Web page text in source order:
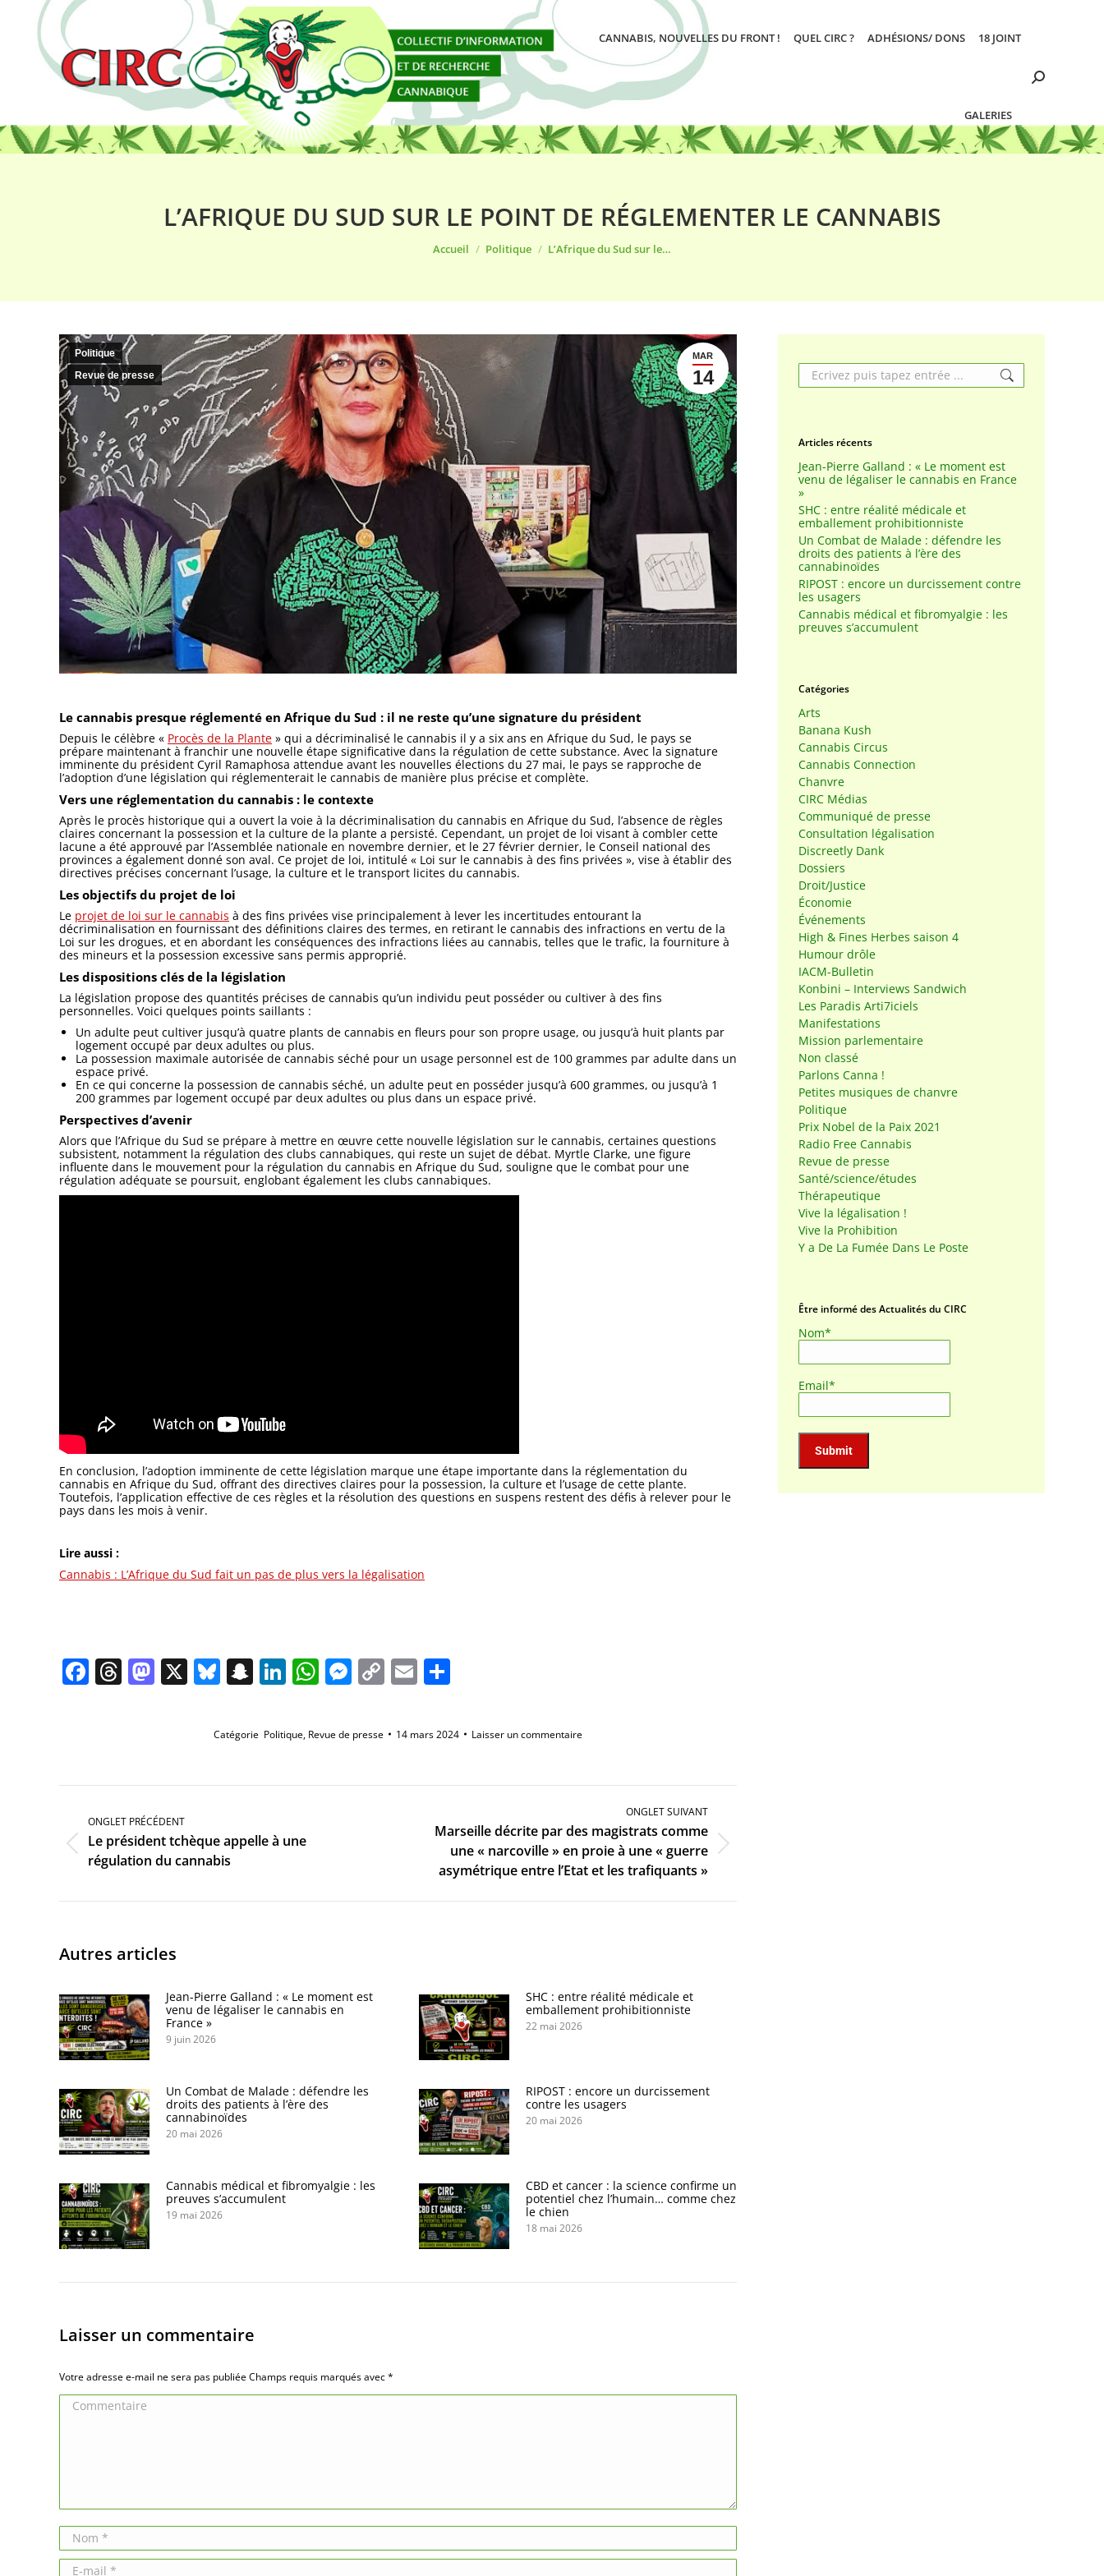
CANNABIS, NOUVELLES DU FRONT ! QUEL CIRC ? ADHÉSIONS/ DONS 18 JOINT
GALERIES
Search:
L’AFRIQUE DU SUD SUR LE POINT DE RÉGLEMENTER LE CANNABIS
Accueil Politique L’Afrique du Sud sur le…
MAR
14
Politique
Revue de presse
Le cannabis presque réglementé en Afrique du Sud : il ne reste qu’une signature du président
Depuis le célèbre « Procès de la Plante » qui a décriminalisé le cannabis il y a six ans en Afrique du Sud, le pays se
prépare maintenant à franchir une nouvelle étape significative dans la régulation de cette substance. Avec la signature
imminente du président Cyril Ramaphosa attendue avant les nouvelles élections du 27 mai, le pays se rapproche de
l’adoption d’une législation qui réglementerait le cannabis de manière plus précise et complète.
Vers une réglementation du cannabis : le contexte
Après le procès historique qui a ouvert la voie à la décriminalisation du cannabis en Afrique du Sud, l’absence de règles
claires concernant la possession et la culture de la plante a persisté. Cependant, un projet de loi visant à combler cette
lacune a été approuvé par l’Assemblée nationale en novembre dernier, et le 27 février dernier, le Conseil national des
provinces a également donné son aval. Ce projet de loi, intitulé « Loi sur le cannabis à des fins privées », vise à établir des
directives précises concernant l’usage, la culture et le transport licites du cannabis.
Les objectifs du projet de loi
Le projet de loi sur le cannabis à des fins privées vise principalement à lever les incertitudes entourant la
décriminalisation en fournissant des définitions claires des termes, en retirant le cannabis des infractions en vertu de la
Loi sur les drogues, et en abordant les conséquences des infractions liées au cannabis, telles que le trafic, la fourniture à
des mineurs et la possession excessive sans permis approprié.
Les dispositions clés de la législation
La législation propose des quantités précises de cannabis qu’un individu peut posséder ou cultiver à des fins
personnelles. Voici quelques points saillants :
Un adulte peut cultiver jusqu’à quatre plants de cannabis en fleurs pour son propre usage, ou jusqu’à huit plants par
logement occupé par deux adultes ou plus.
La possession maximale autorisée de cannabis séché pour un usage personnel est de 100 grammes par adulte dans un
espace privé.
En ce qui concerne la possession de cannabis séché, un adulte peut en posséder jusqu’à 600 grammes, ou jusqu’à 1
200 grammes par logement occupé par deux adultes ou plus dans un espace privé.
Perspectives d’avenir
Alors que l’Afrique du Sud se prépare à mettre en œuvre cette nouvelle législation sur le cannabis, certaines questions
subsistent, notamment la régulation des clubs cannabiques, qui reste un sujet de débat. Myrtle Clarke, une figure
influente dans le mouvement pour la régulation du cannabis en Afrique du Sud, souligne que le combat pour une
régulation adéquate se poursuit, englobant également les clubs cannabiques.
En conclusion, l’adoption imminente de cette législation marque une étape importante dans la réglementation du
cannabis en Afrique du Sud, offrant des directives claires pour la possession, la culture et l’usage de cette plante.
Toutefois, l’application effective de ces règles et la résolution des questions en suspens restent des défis à relever pour le
pays dans les mois à venir.
Lire aussi :
Cannabis : L’Afrique du Sud fait un pas de plus vers la légalisation
Facebook
Threads
Mastodon
X Bluesky
Snapchat
LinkedIn
WhatsApp
Messenger
Copy
Link
Email
Catégorie Politique, Revue de presse 14 mars 2024 Laisser un commentaire
Navigation
commentaire
ONGLET PRÉCÉDENT
Onglet
précédent
Le président tchèque appelle à une
régulation du cannabis
ONGLET SUIVANT
Onglet
suivant
Marseille décrite par des magistrats comme
une « narcoville » en proie à une « guerre
asymétrique entre l’Etat et les trafiquants »
Autres articles
Jean-Pierre Galland : « Le moment est
venu de légaliser le cannabis en
France »
9 juin 2026
SHC : entre réalité médicale et
emballement prohibitionniste
22 mai 2026
Un Combat de Malade : défendre les
droits des patients à l’ère des
cannabinoïdes
20 mai 2026
RIPOST : encore un durcissement
contre les usagers
20 mai 2026
Cannabis médical et fibromyalgie : les
preuves s’accumulent
19 mai 2026
CBD et cancer : la science confirme un
potentiel chez l’humain… comme chez
le chien
18 mai 2026
Laisser un commentaire
Votre adresse e-mail ne sera pas publiée Champs requis marqués avec*
Commentaire
Nom *
E-mail *
Search:
Articles récents
Jean-Pierre Galland : « Le moment est
venu de légaliser le cannabis en France
»
SHC : entre réalité médicale et
emballement prohibitionniste
Un Combat de Malade : défendre les
droits des patients à l’ère des
cannabinoïdes
RIPOST : encore un durcissement contre
les usagers
Cannabis médical et fibromyalgie : les
preuves s’accumulent
Catégories
Arts
Banana Kush
Cannabis Circus
Cannabis Connection
Chanvre
CIRC Médias
Communiqué de presse
Consultation légalisation
Discreetly Dank
Dossiers
Droit/Justice
Économie
Événements
High & Fines Herbes saison 4
Humour drôle
IACM-Bulletin
Konbini – Interviews Sandwich
Les Paradis Arti7iciels
Manifestations
Mission parlementaire
Non classé
Parlons Canna !
Petites musiques de chanvre
Politique
Prix Nobel de la Paix 2021
Radio Free Cannabis
Revue de presse
Santé/science/études
Thérapeutique
Vive la légalisation !
Vive la Prohibition
Y a De La Fumée Dans Le Poste
Être informé des Actualités du CIRC
Nom*
Email*